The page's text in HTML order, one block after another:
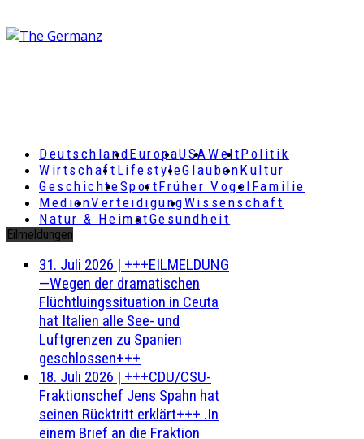
DeutschlandEuropaUSAWeltPolitik
Wirtschaft LifestyleGlaubenKultur
GeschichteSportFrüher Vogel Familie
MedienVerteidigungWissenschaft
Natur & HeimatGesundheit
Eilmeldungen
31. Juli 2026 | +++EILMELDUNG
—Wegen der dramatischen
Flüchtluingssituation in Ceuta
hat Italien alle See- und
Luftgrenzen zu Spanien
geschlossen+++
18. Juli 2026 | +++CDU/CSU-
Fraktionschef Jens Spahn hat
seinen Rücktritt erklärt+++ .In
einem Brief an die Fraktion